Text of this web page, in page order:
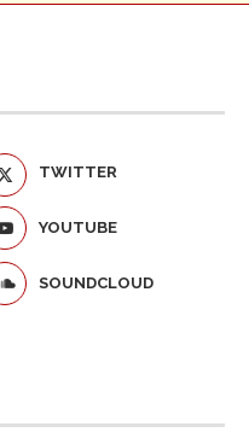
TWITTER
YOUTUBE
SOUNDCLOUD